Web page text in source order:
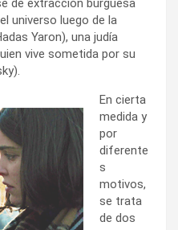
de extracción burguesa
universo luego de la
Yaron), una judía
vive sometida por su
En cierta
medida y
por
diferente
s
motivos,
se trata
de dos